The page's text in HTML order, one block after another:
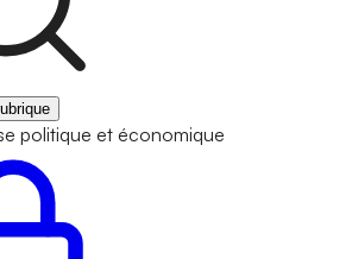
politique et économique